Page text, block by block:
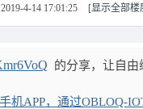
2019-4-14 17:01:25 [显示全部楼
的分享，让自由
机APP，通过OBLOQ-